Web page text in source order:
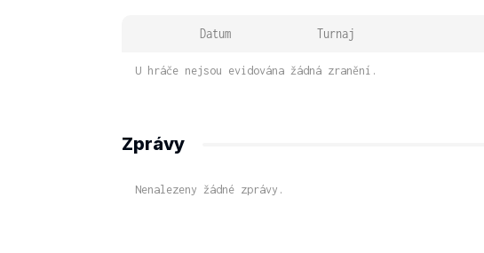
Datum Turnaj
U hráče nejsou evidována žádná zranění.
Zprávy
Nenalezeny žádné zprávy.